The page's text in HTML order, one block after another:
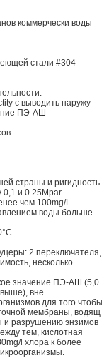
коммерчески воды
стали #304-----
с выводить наружу
ПЭ-АШ
страны и ригидность
и 0.25Mpar.
чем 100mg/L
воды больше
2 переключателя,
несколько
значение ПЭ-АШ (5,0
вне
для того чтобы
мембраны, водящ
и разрушению энзимов
тем, кислотная
l хлора к более